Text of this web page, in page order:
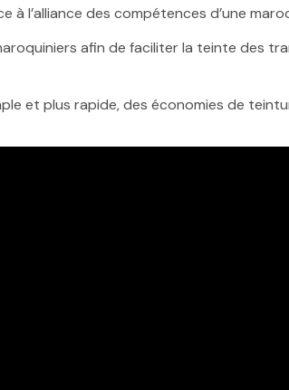
à l’alliance des compétences d’une
afin de faciliter la teinte des
et plus rapide, des économies de